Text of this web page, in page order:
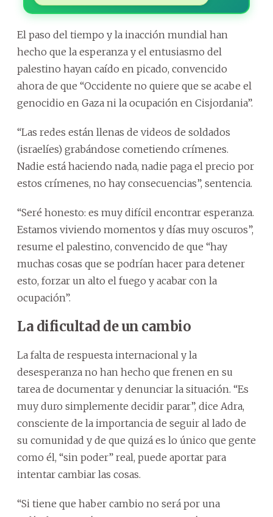
El paso del tiempo y la inacción mundial han
hecho que la esperanza y el entusiasmo del
palestino hayan caído en picado, convencido
ahora de que “Occidente no quiere que se acabe el
genocidio en Gaza ni la ocupación en Cisjordania”.
“Las redes están llenas de videos de soldados
(israelíes) grabándose cometiendo crímenes.
Nadie está haciendo nada, nadie paga el precio por
estos crímenes, no hay consecuencias”, sentencia.
“Seré honesto: es muy difícil encontrar esperanza.
Estamos viviendo momentos y días muy oscuros”,
resume el palestino, convencido de que “hay
muchas cosas que se podrían hacer para detener
esto, forzar un alto el fuego y acabar con la
ocupación”.
La dificultad de un cambio
La falta de respuesta internacional y la
desesperanza no han hecho que frenen en su
tarea de documentar y denunciar la situación. “Es
muy duro simplemente decidir parar”, dice Adra,
consciente de la importancia de seguir al lado de
su comunidad y de que quizá es lo único que gente
como él, “sin poder” real, puede aportar para
intentar cambiar las cosas.
“Si tiene que haber cambio no será por una